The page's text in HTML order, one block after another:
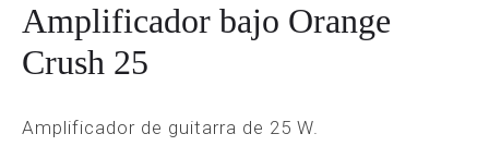
Amplificador bajo Orange
Crush 25
Amplificador de guitarra de 25 W.